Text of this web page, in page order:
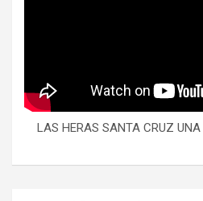
LAS HERAS SANTA CRUZ